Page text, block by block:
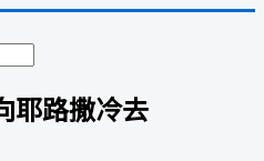
耶路撒冷去